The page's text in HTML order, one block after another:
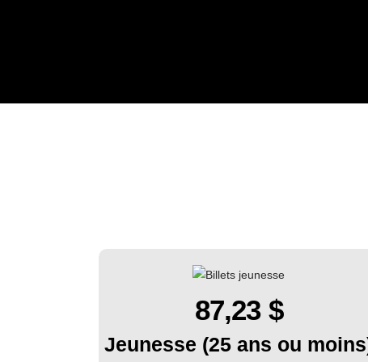
87,23 $
Jeunesse (25 ans ou